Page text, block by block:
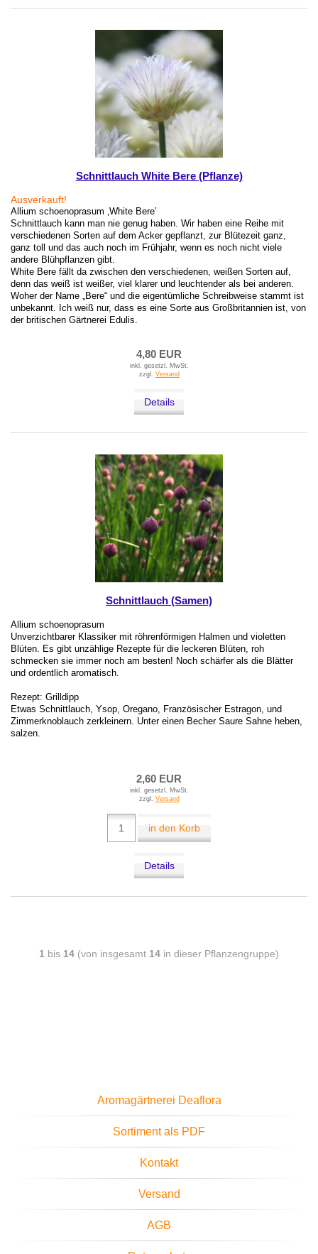
Schnittlauch White Bere (Pflanze)
Ausverkauft!
Allium schoenoprasum ‚White Bere’
Schnittlauch kann man nie genug haben. Wir haben eine Reihe mit
verschiedenen Sorten auf dem Acker gepflanzt, zur Blütezeit ganz,
ganz toll und das auch noch im Frühjahr, wenn es noch nicht viele
andere Blühpflanzen gibt.
White Bere fällt da zwischen den verschiedenen, weißen Sorten auf,
denn das weiß ist weißer, viel klarer und leuchtender als bei anderen.
Woher der Name „Bere“ und die eigentümliche Schreibweise stammt ist
unbekannt. Ich weiß nur, dass es eine Sorte aus Großbritannien ist, von
der britischen Gärtnerei Edulis.
4,80 EUR
inkl. gesetzl. MwSt.
zzgl. Versand
Details
Schnittlauch (Samen)
Allium schoenoprasum
Unverzichtbarer Klassiker mit röhrenförmigen Halmen und violetten
Blüten. Es gibt unzählige Rezepte für die leckeren Blüten, roh
schmecken sie immer noch am besten! Noch schärfer als die Blätter
und ordentlich aromatisch.
Rezept: Grilldipp
Etwas Schnittlauch, Ysop, Oregano, Französischer Estragon, und
Zimmerknoblauch zerkleinern. Unter einen Becher Saure Sahne heben,
salzen.
2,60 EUR
inkl. gesetzl. MwSt.
zzgl. Versand
in den Korb
Details
1 bis 14 (von insgesamt 14 in dieser Pflanzengruppe)
Aromagärtnerei Deaflora
Sortiment als PDF
Kontakt
Versand
AGB